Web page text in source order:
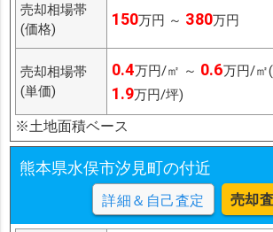
売却相場帯
(価格)
150万円 ～ 380万円
売却相場帯
(単価)
0.4万円/㎡ ～ 0.6万円/㎡(
1.9万円/坪)
※土地面積ベース
熊本県水俣市汐見町の付近
詳細＆自己査定 売却